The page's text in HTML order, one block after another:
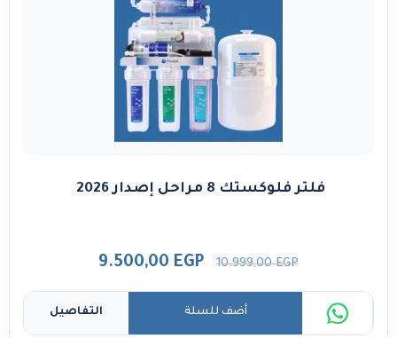
فلتر فلوكستك 8 مراحل إصدار 2026
10.999,00EGP
9.500,00 EGP
التفاصيل أضف للسلة